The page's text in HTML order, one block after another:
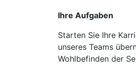
Ihre Aufgaben
Starten Sie Ihre
unseres Teams
Wohlbefinden der